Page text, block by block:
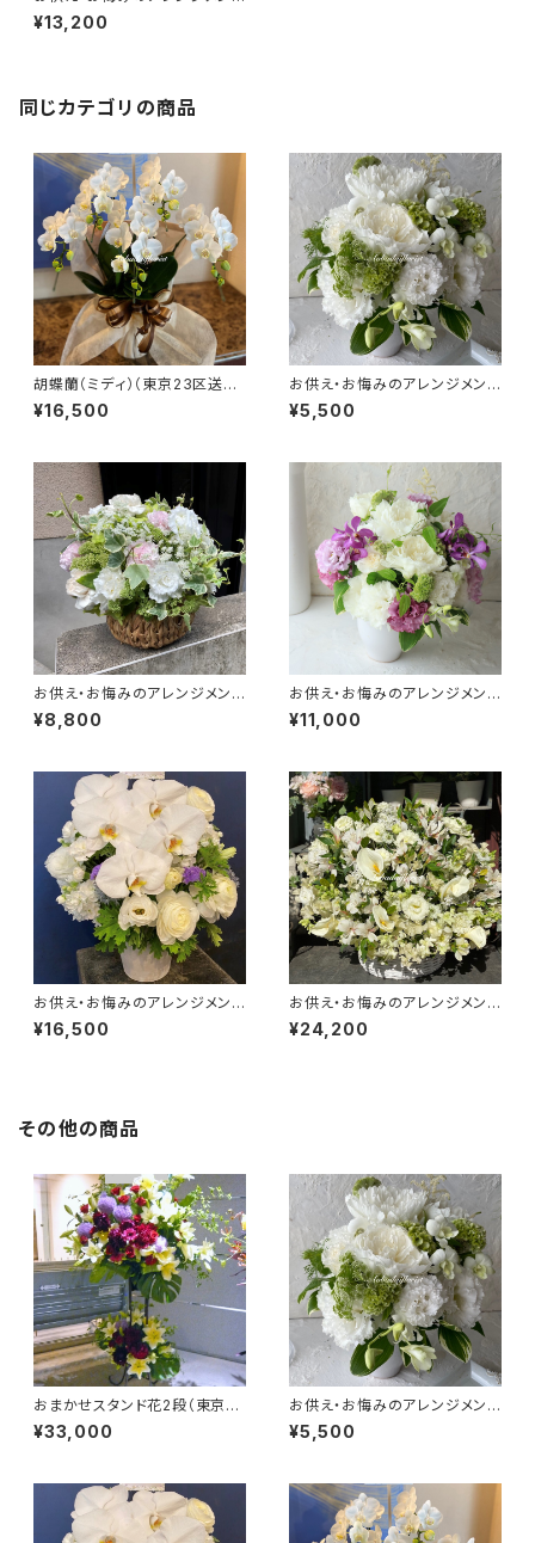
ト #7104
¥13,200
同じカテゴリの商品
胡蝶蘭（ミディ）（東京23区送料
無料）＃4105
¥16,500
お供え・お悔みのアレンジメント
#7101
¥5,500
お供え・お悔みのアレンジメン
ト #7102
¥8,800
お供え・お悔みのアレンジメン
ト #7103
¥11,000
お供え・お悔みのアレンジメン
ト #7105
¥16,500
お供え・お悔みのアレンジメン
ト #7106
¥24,200
その他の商品
おまかせスタンド花2段（東京23
区送料無料）#3109
¥33,000
お供え・お悔みのアレンジメント
#7101
¥5,500